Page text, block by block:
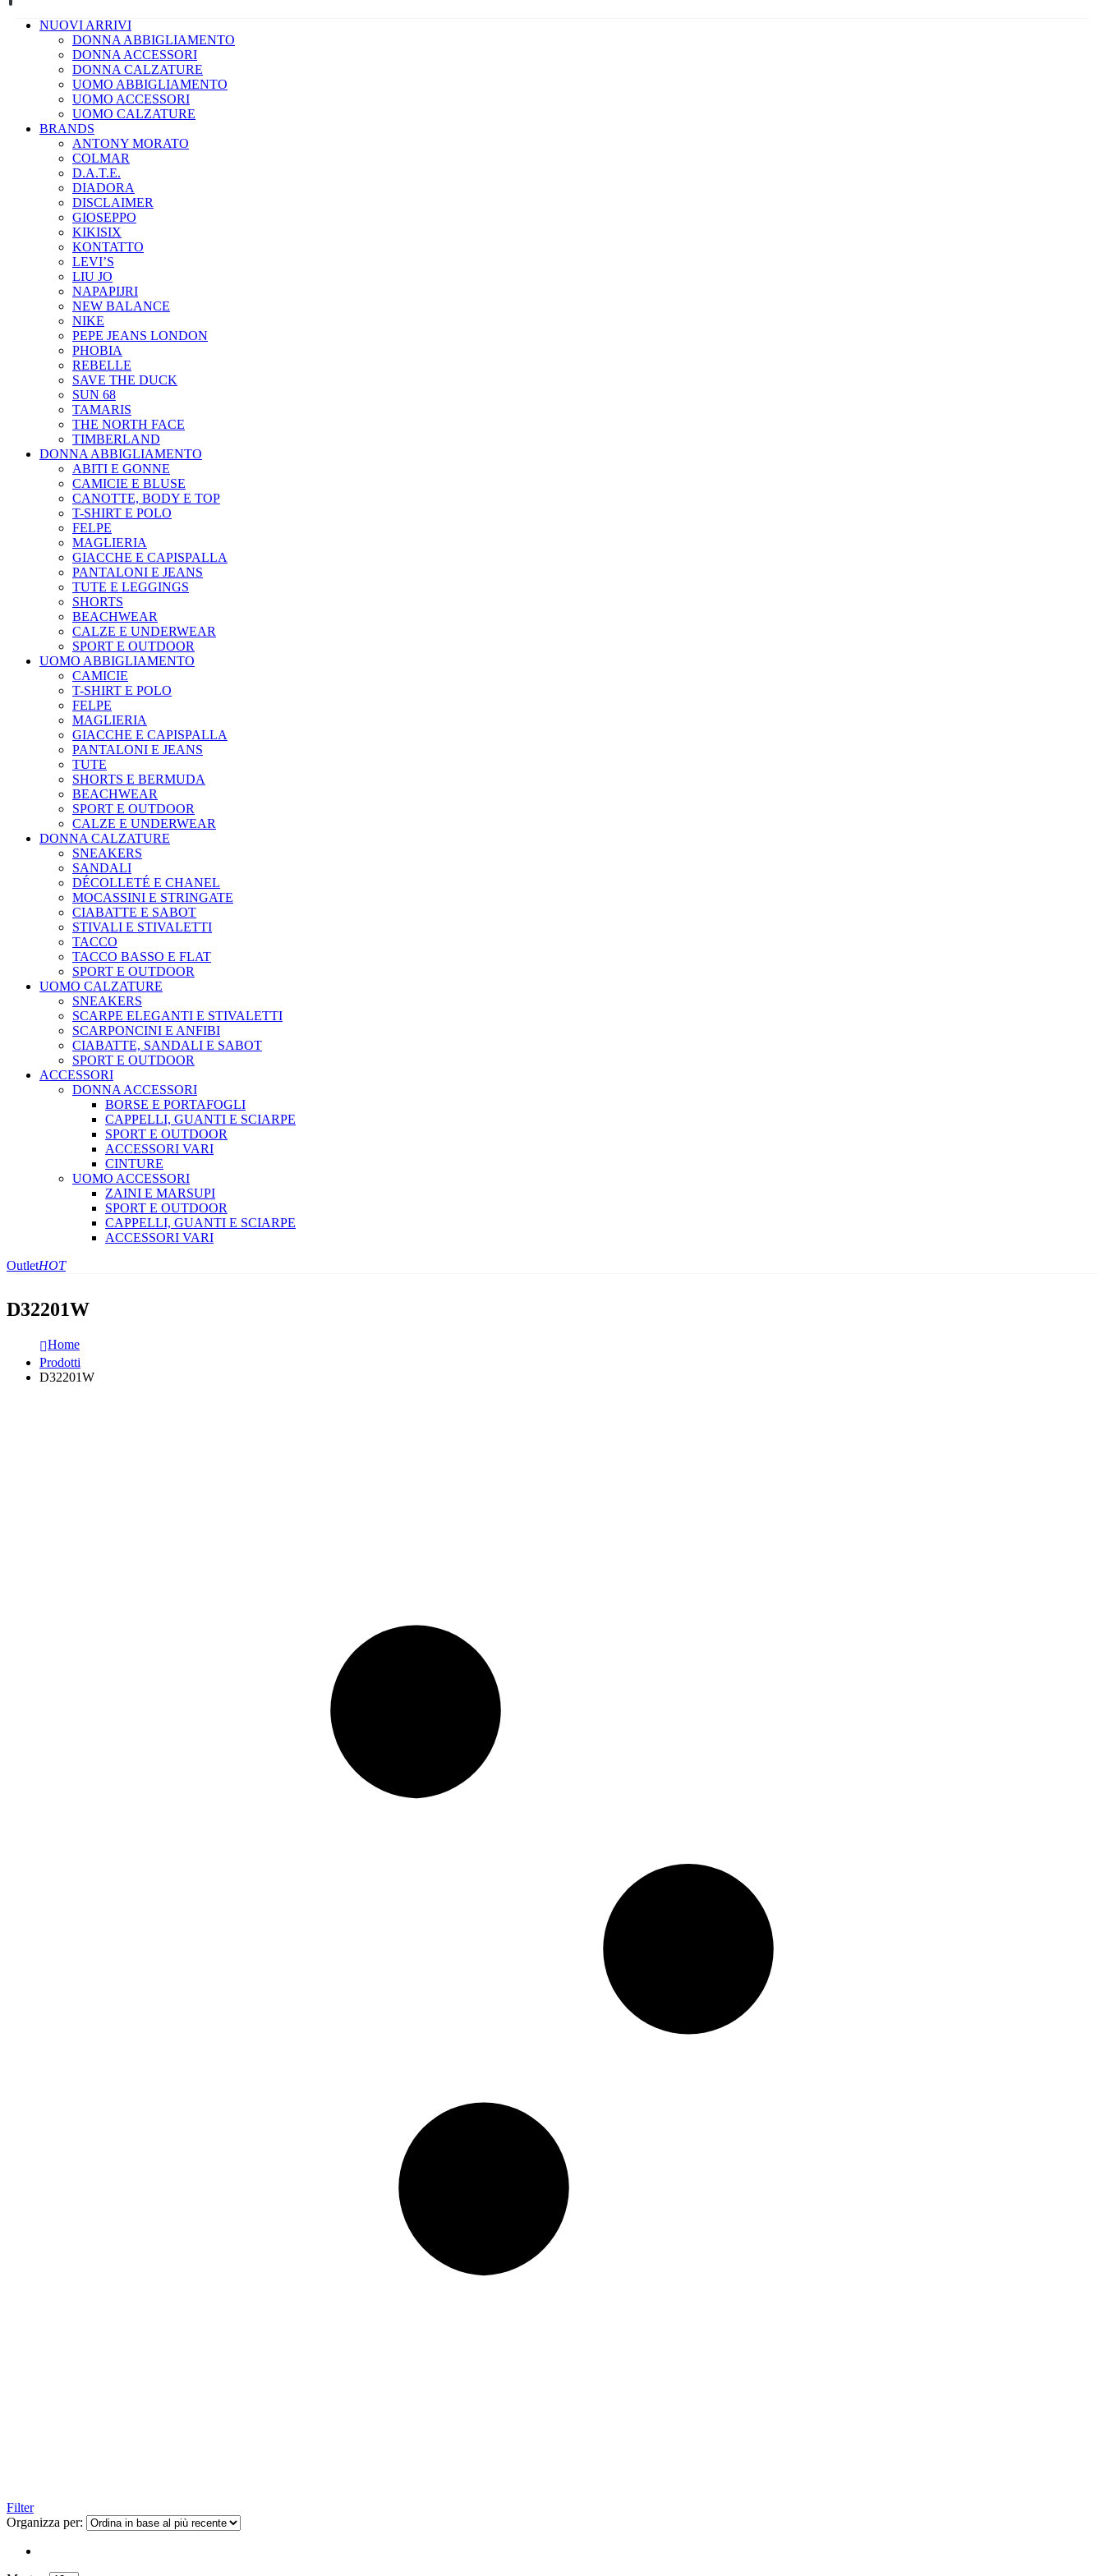
NUOVI ARRIVI
DONNA ABBIGLIAMENTO
DONNA ACCESSORI
DONNA CALZATURE
UOMO ABBIGLIAMENTO
UOMO ACCESSORI
UOMO CALZATURE
BRANDS
ANTONY MORATO
COLMAR
D.A.T.E.
DIADORA
DISCLAIMER
GIOSEPPO
KIKISIX
KONTATTO
LEVI’S
LIU JO
NAPAPIJRI
NEW BALANCE
NIKE
PEPE JEANS LONDON
PHOBIA
REBELLE
SAVE THE DUCK
SUN 68
TAMARIS
THE NORTH FACE
TIMBERLAND
DONNA ABBIGLIAMENTO
ABITI E GONNE
CAMICIE E BLUSE
CANOTTE, BODY E TOP
T-SHIRT E POLO
FELPE
MAGLIERIA
GIACCHE E CAPISPALLA
PANTALONI E JEANS
TUTE E LEGGINGS
SHORTS
BEACHWEAR
CALZE E UNDERWEAR
SPORT E OUTDOOR
UOMO ABBIGLIAMENTO
CAMICIE
T-SHIRT E POLO
FELPE
MAGLIERIA
GIACCHE E CAPISPALLA
PANTALONI E JEANS
TUTE
SHORTS E BERMUDA
BEACHWEAR
SPORT E OUTDOOR
CALZE E UNDERWEAR
DONNA CALZATURE
SNEAKERS
SANDALI
DÉCOLLETÉ E CHANEL
MOCASSINI E STRINGATE
CIABATTE E SABOT
STIVALI E STIVALETTI
TACCO
TACCO BASSO E FLAT
SPORT E OUTDOOR
UOMO CALZATURE
SNEAKERS
SCARPE ELEGANTI E STIVALETTI
SCARPONCINI E ANFIBI
CIABATTE, SANDALI E SABOT
SPORT E OUTDOOR
ACCESSORI
DONNA ACCESSORI
BORSE E PORTAFOGLI
CAPPELLI, GUANTI E SCIARPE
SPORT E OUTDOOR
ACCESSORI VARI
CINTURE
UOMO ACCESSORI
ZAINI E MARSUPI
SPORT E OUTDOOR
CAPPELLI, GUANTI E SCIARPE
ACCESSORI VARI
OutletHOT
D32201W
Home
Prodotti
D32201W
Filter
Organizza per: